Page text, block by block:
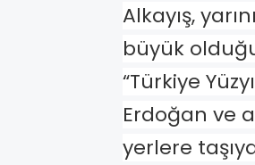
Alkayış,
büyük
“Türkiye
Erdoğan ve
yerlere